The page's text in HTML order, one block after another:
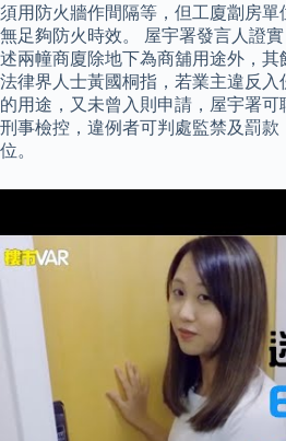
須用防火牆作間隔等，但工廈劏房單
無足夠防火時效。 屋宇署發言人證
述兩幢商廈除地下為商舖用途外，其
法律界人士黃國桐指，若業主違反
的用途，又未曾入則申請，屋宇署
刑事檢控，違例者可判處監禁及罰
位。